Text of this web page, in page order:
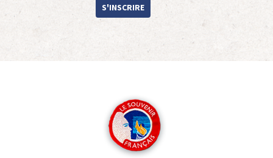
S'INSCRIRE